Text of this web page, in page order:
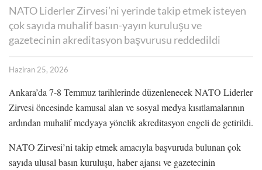
NATO Liderler Zirvesi’ni yerinde takip etmek isteyen
çok sayıda muhalif basın-yayın kuruluşu ve
gazetecinin akreditasyon başvurusu reddedildi
Haziran 25, 2026
Ankara’da 7-8 Temmuz tarihlerinde düzenlenecek NATO Liderler
Zirvesi öncesinde kamusal alan ve sosyal medya kısıtlamalarının
ardından muhalif medyaya yönelik akreditasyon engeli de getirildi.
NATO Zirvesi’ni takip etmek amacıyla başvuruda bulunan çok
sayıda ulusal basın kuruluşu, haber ajansı ve gazetecinin